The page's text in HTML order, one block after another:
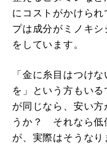
にコストがかけら
プは成分がミノキシ
をしています。
「金に糸目はつけ
を」という方もい
が同じなら、安い方
うか？ それなら低
が、実際はそうなり